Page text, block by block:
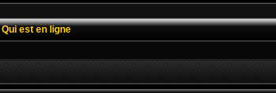
Qui est en ligne